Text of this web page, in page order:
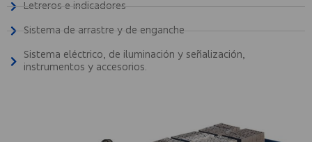
Letreros e indicadores
Sistema de arrastre y de enganche
Sistema eléctrico, de iluminación y señalización,
instrumentos y accesorios.